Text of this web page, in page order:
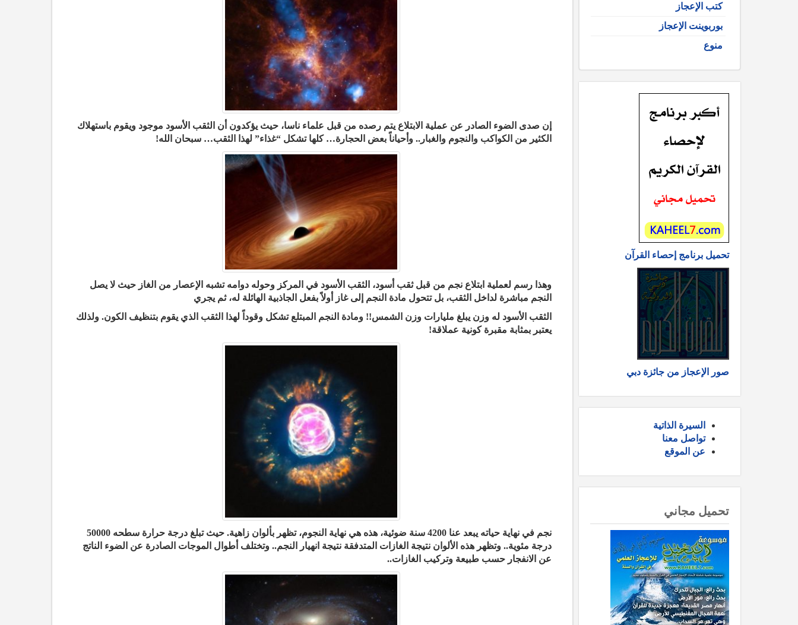
كتب الإعجاز
بوربوينت الإعجاز
منوع
تحميل برنامج إحصاء القرآن
صور الإعجاز من جائزة دبي
السيرة الذاتية
تواصل معنا
عن الموقع
تحميل مجاني
إن صدى الضوء الصادر عن عملية الابتلاع يتم رصده من قبل علماء ناسا، حيث يؤكدون أن الثقب الأسود موجود ويقوم باستهلاك
الكثير من الكواكب والنجوم والغبار.. وأحياناً بعض الحجارة… كلها تشكل “غذاء” لهذا الثقب… سبحان الله!
وهذا رسم لعملية ابتلاع نجم من قبل ثقب أسود، الثقب الأسود في المركز وحوله دوامه تشبه الإعصار من الغاز حيث لا يصل
النجم مباشرة لداخل الثقب، بل تتحول مادة النجم إلى غاز أولاً بفعل الجاذبية الهائلة له، ثم يجري
الثقب الأسود له وزن يبلغ مليارات وزن الشمس!! ومادة النجم المبتلع تشكل وقوداً لهذا الثقب الذي يقوم بتنظيف الكون. ولذلك
يعتبر بمثابة مقبرة كونية عملاقة!
نجم في نهاية حياته يبعد عنا 4200 سنة ضوئية، هذه هي نهاية النجوم، تظهر بألوان زاهية. حيث تبلغ درجة حرارة سطحه 50000
درجة مئوية.. وتظهر هذه الألوان نتيجة الغازات المتدفقة نتيجة انهيار النجم.. وتختلف أطوال الموجات الصادرة عن الضوء الناتج
عن الانفجار حسب طبيعة وتركيب الغازات..